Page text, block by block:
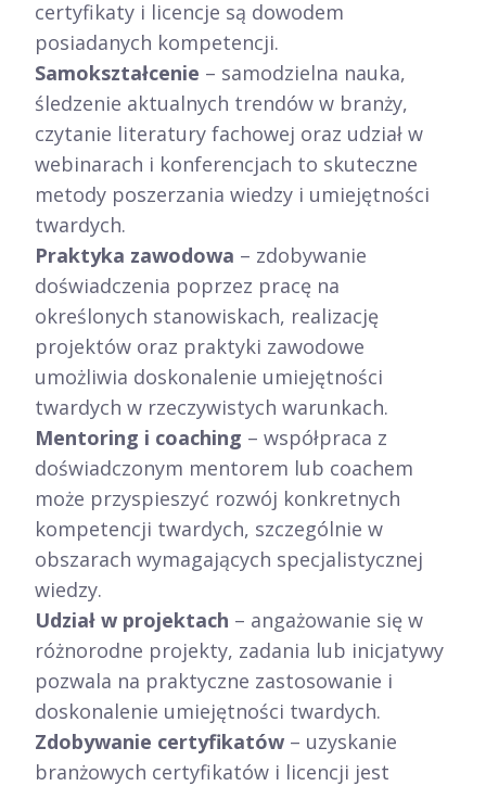
certyfikaty i licencje są dowodem
posiadanych kompetencji.
Samokształcenie – samodzielna nauka,
śledzenie aktualnych trendów w branży,
czytanie literatury fachowej oraz udział w
webinarach i konferencjach to skuteczne
metody poszerzania wiedzy i umiejętności
twardych.
Praktyka zawodowa – zdobywanie
doświadczenia poprzez pracę na
określonych stanowiskach, realizację
projektów oraz praktyki zawodowe
umożliwia doskonalenie umiejętności
twardych w rzeczywistych warunkach.
Mentoring i coaching – współpraca z
doświadczonym mentorem lub coachem
może przyspieszyć rozwój konkretnych
kompetencji twardych, szczególnie w
obszarach wymagających specjalistycznej
wiedzy.
Udział w projektach – angażowanie się w
różnorodne projekty, zadania lub inicjatywy
pozwala na praktyczne zastosowanie i
doskonalenie umiejętności twardych.
Zdobywanie certyfikatów – uzyskanie
branżowych certyfikatów i licencji jest